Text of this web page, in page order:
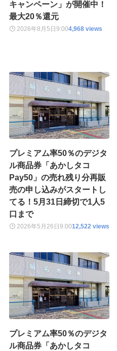
キャンペーン」が開催中！
最大20％還元
2026年8月5日 9:004,968 views
プレミアム率50％のデジタ
ル商品券「あかしタコ
Pay50」の売れ残り分再販
売の申し込みがスタートし
てる！5月31日締切で1人5
口まで
2026年5月26日 9:0012,522 views
プレミアム率50％のデジタ
ル商品券「あかしタコ